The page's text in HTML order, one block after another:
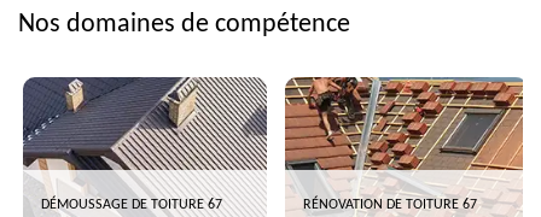
Nos domaines de compétence
DÉMOUSSAGE DE TOITURE 67 RÉNOVATION DE TOITURE 67